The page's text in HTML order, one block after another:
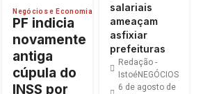
Negócios e Economia
PF indicia
novamente
antiga
cúpula do
INSS por
salariais
ameaçam
asfixiar
prefeituras
Redação -
IstoéNEGÓCIOS
6 de agosto de